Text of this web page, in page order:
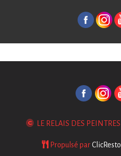
LE RELAIS DES PEINTRES
Propulsé parClicResto